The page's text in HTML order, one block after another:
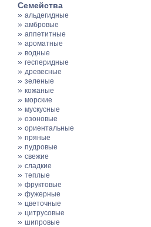
Семейства
» альдегидные
» амбровые
» аппетитные
» ароматные
» водные
» гесперидные
» древесные
» зеленые
» кожаные
» морские
» мускусные
» озоновые
» ориентальные
» пряные
» пудровые
» свежие
» сладкие
» теплые
» фруктовые
» фужерные
» цветочные
» цитрусовые
» шипровые